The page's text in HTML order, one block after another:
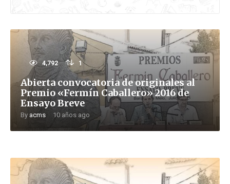
4,792 1
Abierta convocatoria de originales al
Premio «Fermín Caballero» 2016 de
Ensayo Breve
Byacms 10 años ago